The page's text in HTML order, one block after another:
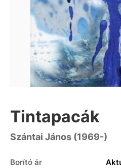
Tintapacák
Szántai János (1969-)
Borító ár